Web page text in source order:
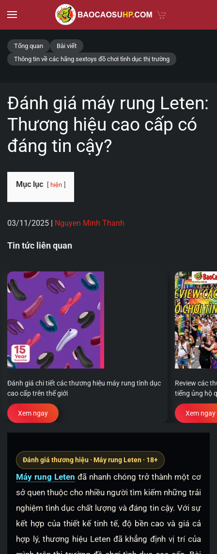
Skip to main content
Tổng quan
Bài viết
Thông tin về các hãng sextoys đồ chơi tình dục thị trường
Đánh giá máy rung Leten:
Thương hiệu cao cấp có
đáng tin cậy?
Mục lục hiện
03/11/2025 | Nguyen Minh Thanh
Tin tức liên quan
Đánh giá chi tiết các thương hiệu máy rung tình dục
cao cấp trên thế giới
Xem ngay
Review các
tiếng ủng hộ
Xem ngay
Đánh giá thương hiệu · Máy rung Leten · 18+
Máy rung Leten đã nhanh chóng trở thành một cơ
sở quen thuộc cho nhiều người tìm kiếm những trải
nghiệm tình dục chất lượng và đáng tin cậy. Với sự
kết hợp của thiết kế tinh tế, độ bền cao và giá cả
hợp lý, thương hiệu Leten đã khẳng định vị trí của